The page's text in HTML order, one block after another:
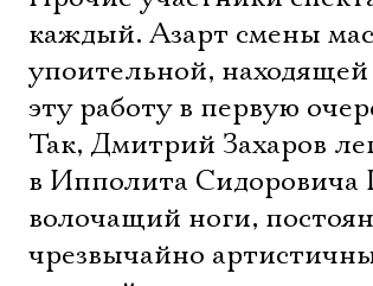
каждый. Азарт смены
упоительной, находящей
эту работу в первую
Так, Дмитрий Захаров
в Ипполита Сидоровича
волочащий ноги,
чрезвычайно